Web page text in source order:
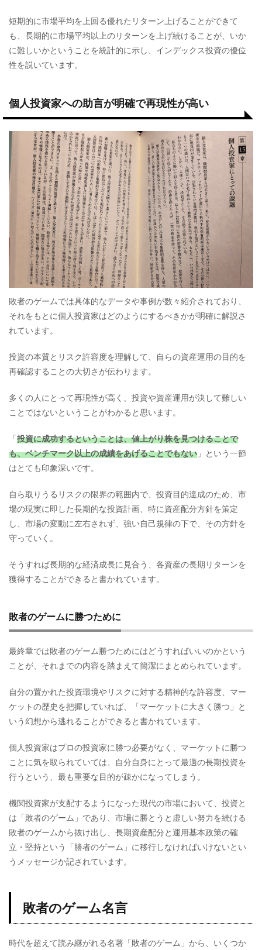
短期的に市場平均を上回る優れたリターン上げることができて
も、長期的に市場平均以上のリターンを上げ続けることが、いか
に難しいかということを統計的に示し、インデックス投資の優位
性を説いています。
個人投資家への助言が明確で再現性が高い
敗者のゲームでは具体的なデータや事例が数々紹介されており、
それをもとに個人投資家はどのようにするべきかが明確に解説さ
れています。
投資の本質とリスク許容度を理解して、自らの資産運用の目的を
再確認することの大切さが伝わります。
多くの人にとって再現性が高く、投資や資産運用が決して難しい
ことではないということがわかると思います。
「投資に成功するということは、値上がり株を見つけることで
も、ベンチマーク以上の成績をあげることでもない 」という一節
はとても印象深いです。
自ら取りうるリスクの限界の範囲内で、投資目的達成のため、市
場の現実に即した長期的な投資計画、特に資産配分方針を策定
し、市場の変動に左右されず、強い自己規律の下で、その方針を
守っていく。
そうすれば長期的な経済成長に見合う、各資産の長期リターンを
獲得することができると書かれています。
敗者のゲームに勝つために
最終章では敗者のゲーム勝つためにはどうすればいいのかという
ことが、それまでの内容を踏まえて簡潔にまとめられています。
自分の置かれた投資環境やリスクに対する精神的な許容度、マー
ケットの歴史を把握していれば、「マーケットに大きく勝つ」と
いう幻想から逃れることができると書かれています。
個人投資家はプロの投資家に勝つ必要がなく、マーケットに勝つ
ことに気を取られていては、自分自身にとって最適の長期投資を
行うという、最も重要な目的が疎かになってしまう。
機関投資家が支配するようになった現代の市場において、投資と
は「敗者のゲーム」であり、市場に勝とうと虚しい努力を続ける
敗者のゲームから抜け出し、長期資産配分と運用基本政策の確
立・堅持という「勝者のゲーム」に移行しなければいけないとい
うメッセージか記されています。
敗者のゲーム名言
時代を超えて読み継がれる名著「敗者のゲーム」から、いくつか